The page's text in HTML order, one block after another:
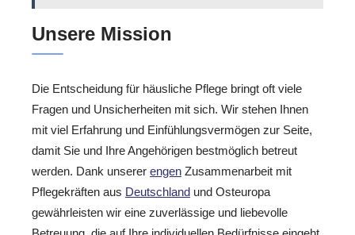
Unsere Mission
Die Entscheidung für häusliche Pflege bringt oft viele
Fragen und Unsicherheiten mit sich. Wir stehen Ihnen
mit viel Erfahrung und Einfühlungsvermögen zur Seite,
damit Sie und Ihre Angehörigen bestmöglich betreut
werden. Dank unserer engen Zusammenarbeit mit
Pflegekräften aus Deutschland und Osteuropa
gewährleisten wir eine zuverlässige und liebevolle